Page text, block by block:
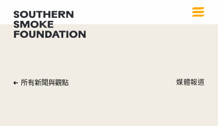
所有新聞與觀點 媒體報道